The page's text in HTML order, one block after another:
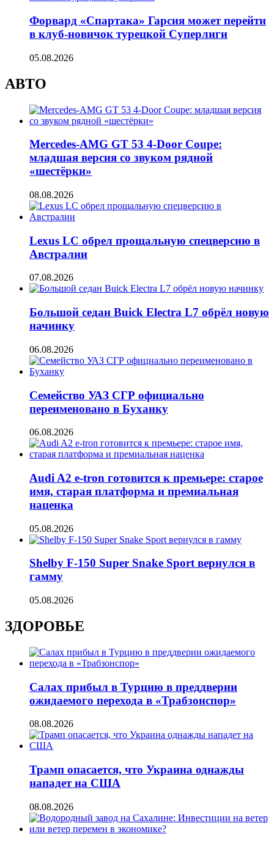
Форвард «Спартака» Гарсия может перейти
в клуб-новичок турецкой Суперлиги
05.08.2026
АВТО
Mercedes-AMG GT 53 4-Door Coupe:
младшая версия со звуком рядной
«шестёрки»
08.08.2026
Lexus LC обрел прощальную спецверсию в
Австралии
07.08.2026
Большой седан Buick Electra L7 обрёл новую
начинку
06.08.2026
Семейство УАЗ СГР официально
переименовано в Буханку
06.08.2026
Audi A2 e-tron готовится к премьере: старое
имя, старая платформа и премиальная
наценка
05.08.2026
Shelby F-150 Super Snake Sport вернулся в
гамму
05.08.2026
ЗДОРОВЬЕ
Салах прибыл в Турцию в преддверии
ожидаемого перехода в «Трабзонспор»
08.08.2026
Трамп опасается, что Украина однажды
нападет на США
08.08.2026